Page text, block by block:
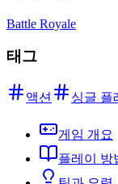
Battle Royale
태그
액션 싱글 플
게임 개요
플레이 방